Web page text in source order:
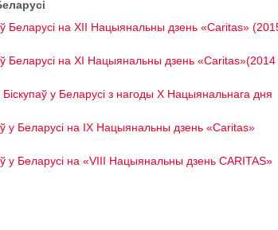
Беларусі на XII Нацыянальны дзень «Сaritas»
Беларусі на ХІ Нацыянальны дзень «Caritas»(2014
у Беларусі з нагоды Х Нацыянальнага дня
у Беларусі на IX Нацыянальны дзень «Сaritas»
у Беларусі на «VIII Нацыянальны дзень CARITAS»